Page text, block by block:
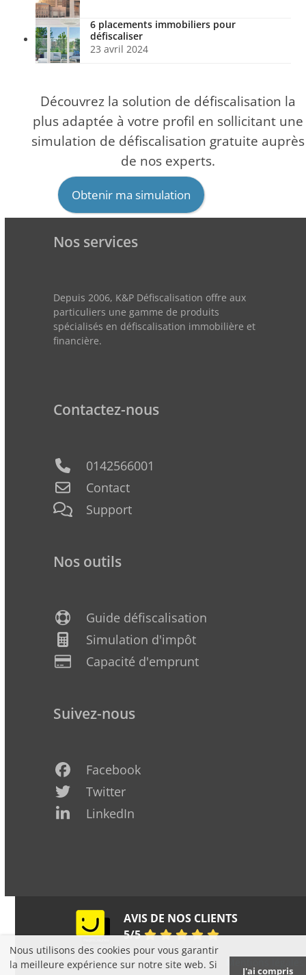
Nous utilisons des cookies pour vous garantir
la meilleure expérience sur notre site web. Si
J'ai compris
6 placements immobiliers pour
défiscaliser
23 avril 2024
Découvrez la solution de défiscalisation la
plus adaptée à votre profil en sollicitant une
simulation de défiscalisation gratuite auprès
de nos experts.
Obtenir ma simulation
Nos services
Depuis 2006, K&P Défiscalisation offre aux
particuliers une gamme de produits
spécialisés en défiscalisation immobilière et
financière.
Contactez-nous
0142566001
Contact
Support
Nos outils
Guide défiscalisation
Simulation d'impôt
Capacité d'emprunt
Suivez-nous
Facebook
Twitter
LinkedIn
Pages
Jaunes
AVIS DE NOS CLIENTS
5/5
Copyright K&P Défiscalisation 2006-2025 -